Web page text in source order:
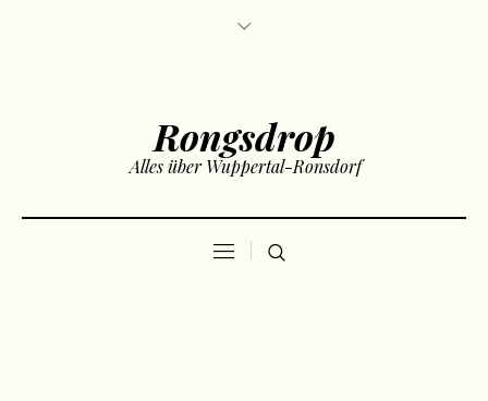
Rongsdrop
Alles über Wuppertal-Ronsdorf